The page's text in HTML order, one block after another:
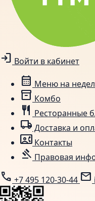
login Войти в кабинет
calendar_month Меню на
inventory_2 Комбо
restaurant Ресторанные
local_shipping Доставка и
contact_phone Контакты
gavel Правовая
call +7 495 120-30-44 mail